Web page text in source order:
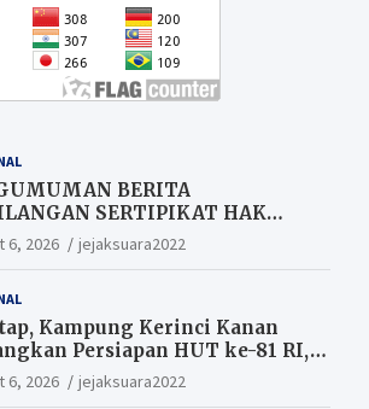
BERITA
SERTIPIKAT HAK
(SHM).
6, 2026 jejaksuara2022
Kampung Kerinci Kanan
Persiapan HUT ke-81 RI,
yang ikut Upacara
Raih Hadiah
6, 2026 jejaksuara2022